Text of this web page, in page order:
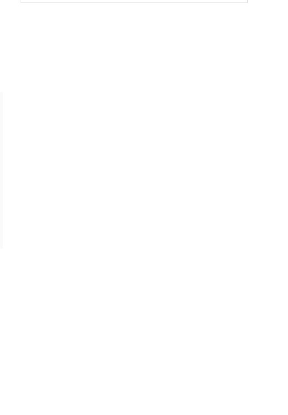
boletín de noticias para estar al día de